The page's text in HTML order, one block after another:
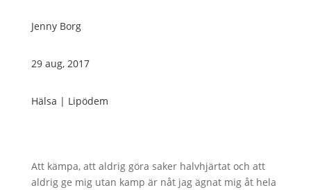
Jenny Borg
29 aug, 2017
Hälsa | Lipödem
Att kämpa, att aldrig göra saker halvhjärtat och att
aldrig ge mig utan kamp är nåt jag ägnat mig åt hela